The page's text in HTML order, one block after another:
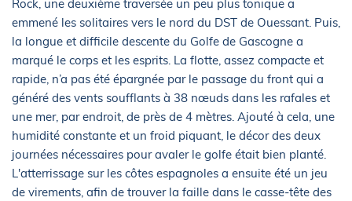
Rock, une deuxième traversée un peu plus tonique a
emmené les solitaires vers le nord du DST de Ouessant. Puis,
la longue et difficile descente du Golfe de Gascogne a
marqué le corps et les esprits. La flotte, assez compacte et
rapide, n’a pas été épargnée par le passage du front qui a
généré des vents soufflants à 38 nœuds dans les rafales et
une mer, par endroit, de près de 4 mètres. Ajouté à cela, une
humidité constante et un froid piquant, le décor des deux
journées nécessaires pour avaler le golfe était bien planté.
L'atterrissage sur les côtes espagnoles a ensuite été un jeu
de virements, afin de trouver la faille dans le casse-tête des